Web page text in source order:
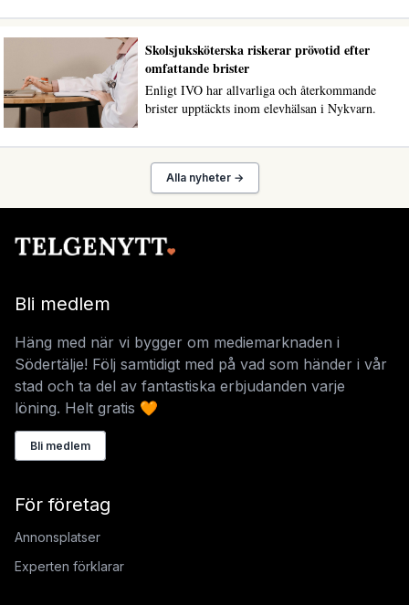
Skolsjuksköterska riskerar prövotid efter
omfattande brister
Enligt IVO har allvarliga och återkommande
brister upptäckts inom elevhälsan i Nykvarn.
Alla nyheter →
Bli medlem
Häng med när vi bygger om mediemarknaden i
Södertälje! Följ samtidigt med på vad som händer i vår
stad och ta del av fantastiska erbjudanden varje
löning. Helt gratis 🧡
Bli medlem
För företag
Annonsplatser
Experten förklarar